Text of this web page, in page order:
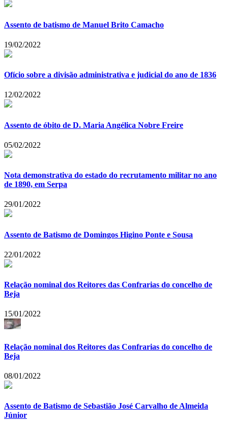
Assento de batismo de Manuel Brito Camacho
19/02/2022
Ofício sobre a divisão administrativa e judicial do ano de 1836
12/02/2022
Assento de óbito de D. Maria Angélica Nobre Freire
05/02/2022
Nota demonstrativa do estado do recrutamento militar no ano
de 1890, em Serpa
29/01/2022
Assento de Batismo de Domingos Higino Ponte e Sousa
22/01/2022
Relação nominal dos Reitores das Confrarias do concelho de
Beja
15/01/2022
Relação nominal dos Reitores das Confrarias do concelho de
Beja
08/01/2022
Assento de Batismo de Sebastião José Carvalho de Almeida
Júnior